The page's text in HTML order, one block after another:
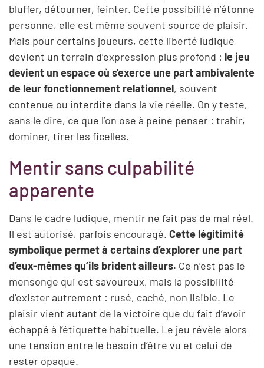
bluffer, détourner, feinter. Cette possibilité n’étonne
personne, elle est même souvent source de plaisir.
Mais pour certains joueurs, cette liberté ludique
devient un terrain d’expression plus profond : le jeu
devient un espace où s’exerce une part ambivalente
de leur fonctionnement relationnel, souvent
contenue ou interdite dans la vie réelle. On y teste,
sans le dire, ce que l’on ose à peine penser : trahir,
dominer, tirer les ficelles.
Mentir sans culpabilité
apparente
Dans le cadre ludique, mentir ne fait pas de mal réel.
Il est autorisé, parfois encouragé. Cette légitimité
symbolique permet à certains d’explorer une part
d’eux-mêmes qu’ils brident ailleurs. Ce n’est pas le
mensonge qui est savoureux, mais la possibilité
d’exister autrement : rusé, caché, non lisible. Le
plaisir vient autant de la victoire que du fait d’avoir
échappé à l’étiquette habituelle. Le jeu révèle alors
une tension entre le besoin d’être vu et celui de
rester opaque.